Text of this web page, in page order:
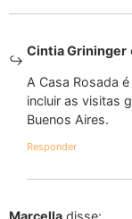
Cintia Grininger
A Casa Rosada
incluir as visitas
Buenos Aires.
Responder